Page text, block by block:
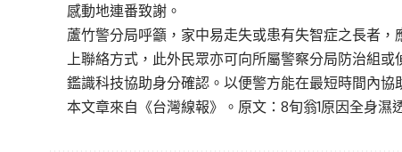
感動地連番致謝。
蘆竹警分局呼籲，家中易走失或患有失智症之長者
上聯絡方式，此外民眾亦可向所屬警察分局防治組
鑑識科技協助身分確認。以便警方能在最短時間內協
本文章來自《台灣線報》。原文：8旬翁1原因全身濕